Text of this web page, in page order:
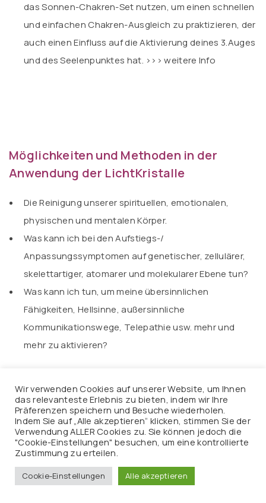
das Sonnen-Chakren-Set nutzen, um einen schnellen
und einfachen Chakren-Ausgleich zu praktizieren, der
auch einen Einfluss auf die Aktivierung deines 3.Auges
und des Seelenpunktes hat. >>> weitere Info
Möglichkeiten und Methoden in der
Anwendung der LichtKristalle
Die Reinigung unserer spirituellen, emotionalen,
physischen und mentalen Körper.
Was kann ich bei den Aufstiegs-/
Anpassungssymptomen auf genetischer, zellulärer,
skelettartiger, atomarer und molekularer Ebene tun?
Was kann ich tun, um meine übersinnlichen
Fähigkeiten, Hellsinne, außersinnliche
Kommunikationswege, Telepathie usw. mehr und
mehr zu aktivieren?
begegnen?
>>> Erfahre mehr auf dem nächsten Ascension Basis-
Seminar – Level I
Wir verwenden Cookies auf unserer Website, um Ihnen
das relevanteste Erlebnis zu bieten, indem wir Ihre
Präferenzen speichern und Besuche wiederholen.
Indem Sie auf „Alle akzeptieren“ klicken, stimmen Sie der
Verwendung ALLER Cookies zu. Sie können jedoch die
"Cookie-Einstellungen" besuchen, um eine kontrollierte
Zustimmung zu erteilen.
Cookie-Einstellungen Alle akzeptieren